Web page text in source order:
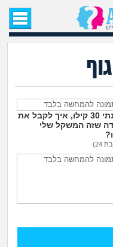
הבית
חדשות
שעוררו עניין
חדשות
הטיפים
השמנתי 30 קילו, איך לקבל את
שזה המשקל שלי
24)
22)